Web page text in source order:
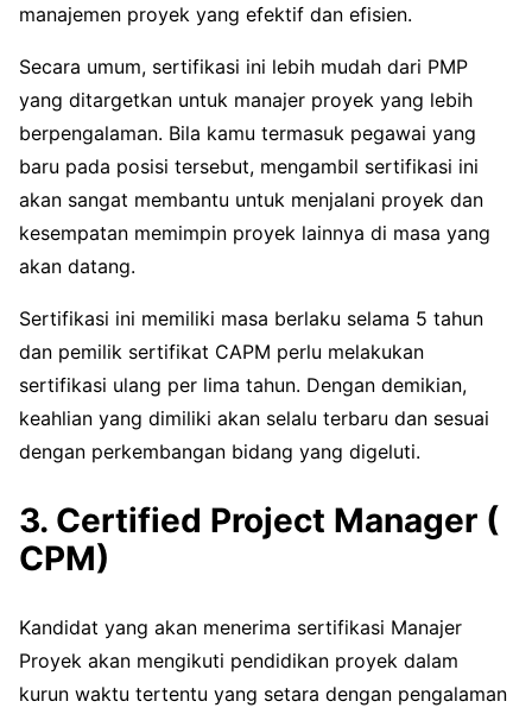
manajemen proyek yang efektif dan efisien.
Secara umum, sertifikasi ini lebih mudah dari PMP
yang ditargetkan untuk manajer proyek yang lebih
berpengalaman. Bila kamu termasuk pegawai yang
baru pada posisi tersebut, mengambil sertifikasi ini
akan sangat membantu untuk menjalani proyek dan
kesempatan memimpin proyek lainnya di masa yang
akan datang.
Sertifikasi ini memiliki masa berlaku selama 5 tahun
dan pemilik sertifikat CAPM perlu melakukan
sertifikasi ulang per lima tahun. Dengan demikian,
keahlian yang dimiliki akan selalu terbaru dan sesuai
dengan perkembangan bidang yang digeluti.
3. Certified Project Manager (
CPM)
Kandidat yang akan menerima sertifikasi Manajer
Proyek akan mengikuti pendidikan proyek dalam
kurun waktu tertentu yang setara dengan pengalaman